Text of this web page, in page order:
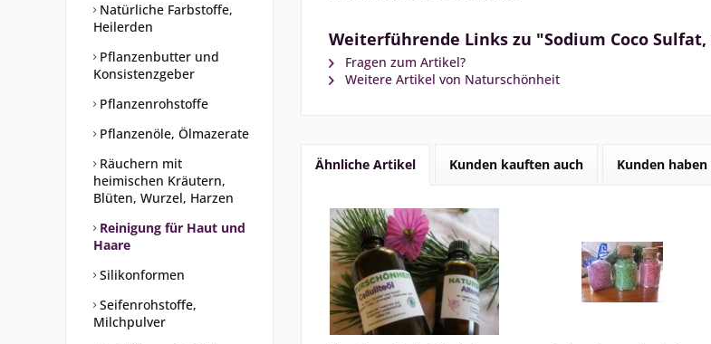
Natürliche Farbstoffe,
Heilerden
Pflanzenbutter und
Konsistenzgeber
Pflanzenrohstoffe
Pflanzenöle, Ölmazerate
Räuchern mit
heimischen Kräutern,
Blüten, Wurzel, Harzen
Reinigung für Haut und
Haare
Silikonformen
Seifenrohstoffe,
Milchpulver
Weiterführende Links zu "Sodium Coco Sulfat,
Fragen zum Artikel?
Weitere Artikel von Naturschönheit
Ähnliche Artikel Kunden kauften auch Kunden